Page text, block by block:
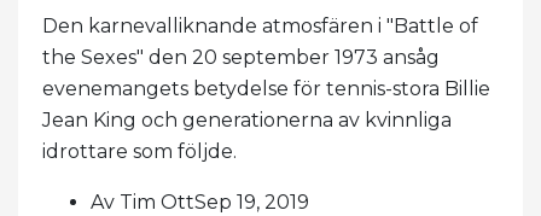
Den karnevalliknande atmosfären i "Battle of
the Sexes" den 20 september 1973 ansåg
evenemangets betydelse för tennis-stora Billie
Jean King och generationerna av kvinnliga
idrottare som följde.
Av Tim OttSep 19, 2019